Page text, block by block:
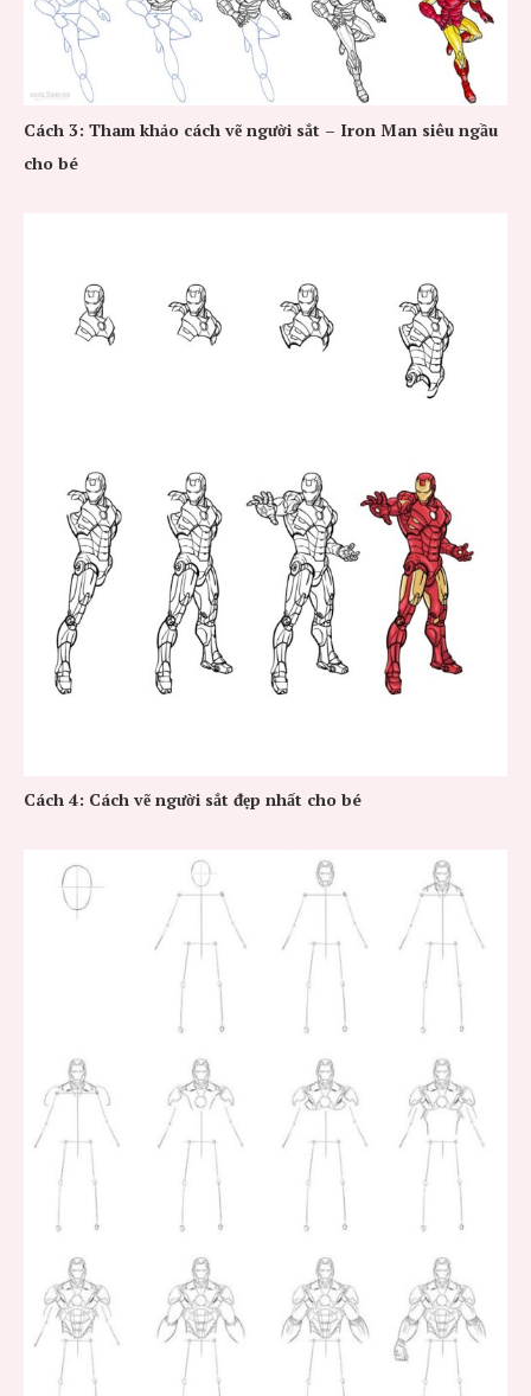
Cách 3: Tham khảo cách vẽ người sắt – Iron Man siêu ngầu
cho bé
Cách 4: Cách vẽ người sắt đẹp nhất cho bé